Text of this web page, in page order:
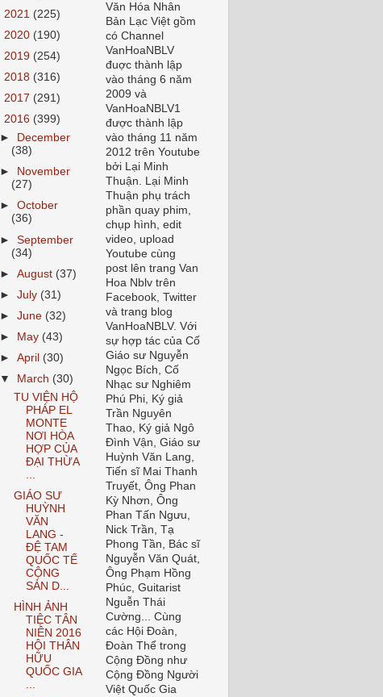
2021 (225)
2020 (190)
2019 (254)
2018 (316)
2017 (291)
2016 (399)
►
December
(38)
►
November
(27)
►October
(36)
►September
(34)
►August (37)
►July (31)
►June (32)
►
May (43)
►April (30)
▼
March (30)
TU VIỆN HỘ
PHÁP EL
MONTE
NƠI HÒA
HỢP CỦA
ĐẠI THỪA
...
GIÁO SƯ
HUỲNH
VĂN
LANG -
ĐỆ TAM
QUỐC TẾ
CỘNG
SẢN D...
HÌNH ẢNH
TIỆC TÂN
NIÊN 2016
HỘI THÂN
HỮU
QUỐC GIA
...
Văn Hóa Nhân
Bản Lạc Việt gồm
có Channel
VanHoaNBLV
đuợc thành lập
vào tháng 6 năm
2009 và
VanHoaNBLV1
được thành lập
vào tháng 11 năm
2012 trên Youtube
bởi Lại Minh
Thuận. Lại Minh
Thuận phụ trách
phần quay phim,
chụp hình, edit
video, upload
Youtube cùng
post lên trang Van
Hoa Nblv trên
Facebook, Twitter
và trang blog
VanHoaNBLV. Với
sự hợp tác của Cố
Giáo sư Nguyễn
Ngọc Bích, Cố
Nhạc sư Nghiêm
Phú Phi, Ký giả
Trần Nguyên
Thao, Ký giả Ngô
Đình Vận, Giáo sư
Huỳnh Văn Lang,
Tiến sĩ Mai Thanh
Truyết, Ông Phan
Kỳ Nhơn, Ông
Phan Tấn Ngưu,
Nick Trần, Tạ
Phong Tần, Bác sĩ
Nguyễn Văn Quát,
Ông Phạm Hồng
Phúc, Guitarist
Nguễn Thái
Cường... Cùng
các Hội Đoàn,
Đoàn Thể trong
Cộng Đồng như
Cộng Đồng Người
Việt Quốc Gia